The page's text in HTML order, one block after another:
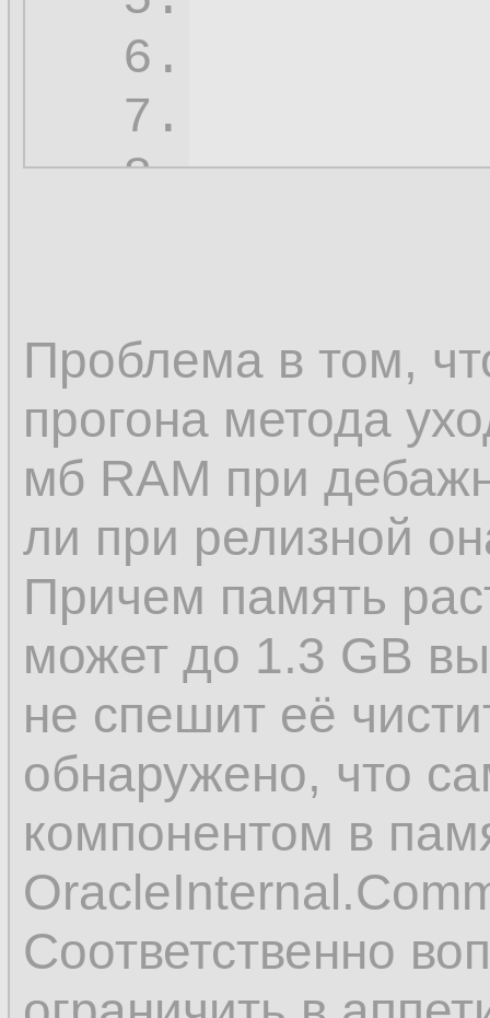
6.
7.
8.
11.
12.
13.
14.
15.
16.
17.
18.
19.
20.
21.
22.
Проблема в том,
прогона метода
мб RAM при
ли при релизной
Причем память
может до 1.3 GB
не спешит её
обнаружено, что
компонентом в
Соответственно